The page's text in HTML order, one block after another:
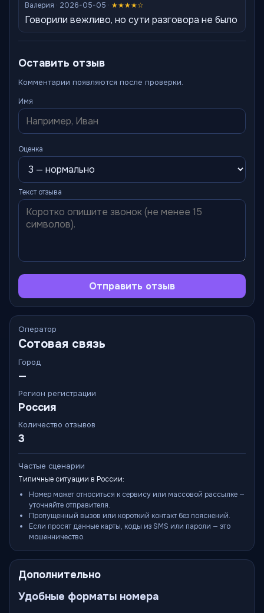
Валерия · 2026-05-05 · ★★★★☆
Говорили вежливо, но сути разговора не было
Оставить отзыв
Комментарии появляются после проверки.
Имя
Оценка
Текст отзыва
Отправить отзыв
Оператор
Сотовая связь
Город
—
Регион регистрации
Россия
Количество отзывов
3
Частые сценарии
Типичные ситуации в России:
Номер может относиться к сервису или массовой рассылке —
уточняйте отправителя.
Пропущенный вызов или короткий контакт без пояснений.
Если просят данные карты, коды из SMS или пароли — это
мошенничество.
Дополнительно
Удобные форматы номера